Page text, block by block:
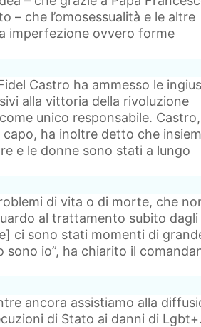
– che l’omosessualità e le altre
imperfezione ovvero forme
Castro ha ammesso le
alla vittoria della rivoluzione
unico responsabile.
ha inoltre detto che
e le donne sono stati a lungo
di vita o di morte, che
al trattamento subito dagli
ci sono stati momenti di
sono io”, ha chiarito il
ancora assistiamo alla
di Stato ai danni di Lgbt+.